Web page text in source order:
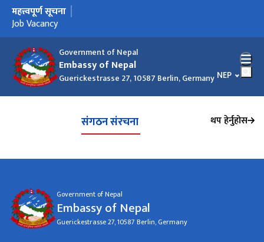
Government of Nepal
Embassy of Nepal
Guerickestrasse 27, 10587 Berlin, Germany भाषा चयन
NEP
मुख्य नेभिगेसनमा जानुहोस्
महत्त्वपूर्ण सूचना
Job Vacancy
संगठन संरचना थप हेर्नुहोस
Government of Nepal
Embassy of Nepal
Guerickestrasse 27, 10587 Berlin, Germany